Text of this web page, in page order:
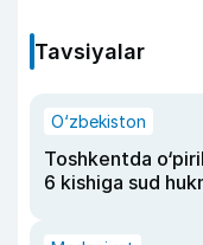
Tavsiyalar
O‘zbekiston
Toshkentda
6 kishiga sud